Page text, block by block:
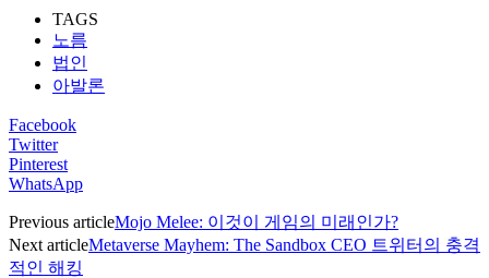
TAGS
노름
법인
아발론
Facebook
Twitter
Pinterest
WhatsApp
Previous articleMojo Melee: 이것이 게임의 미래인가?
Next articleMetaverse Mayhem: The Sandbox CEO 트위터의 충격
적인 해킹